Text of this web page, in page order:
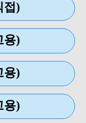
접)
용)
용)
용)